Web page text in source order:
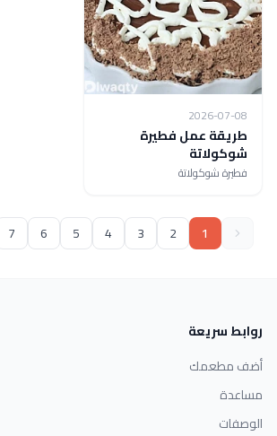
2026-07-08
طريقة عمل فطيرة
شوكولاتة
فطيرة شوكولاتة
1
2
3
4
5
6
7
روابط سريعة
أضف مطعمك
مساعدة
الوصفات